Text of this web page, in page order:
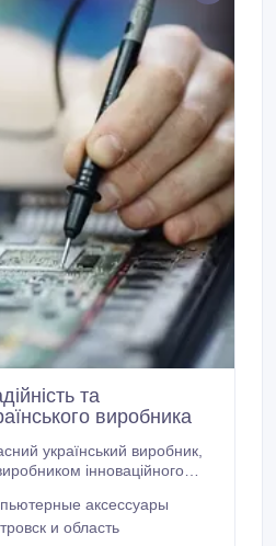
та
виробника
український виробник,
zaryadni-stantsiyi TISON
аксессуары
и область